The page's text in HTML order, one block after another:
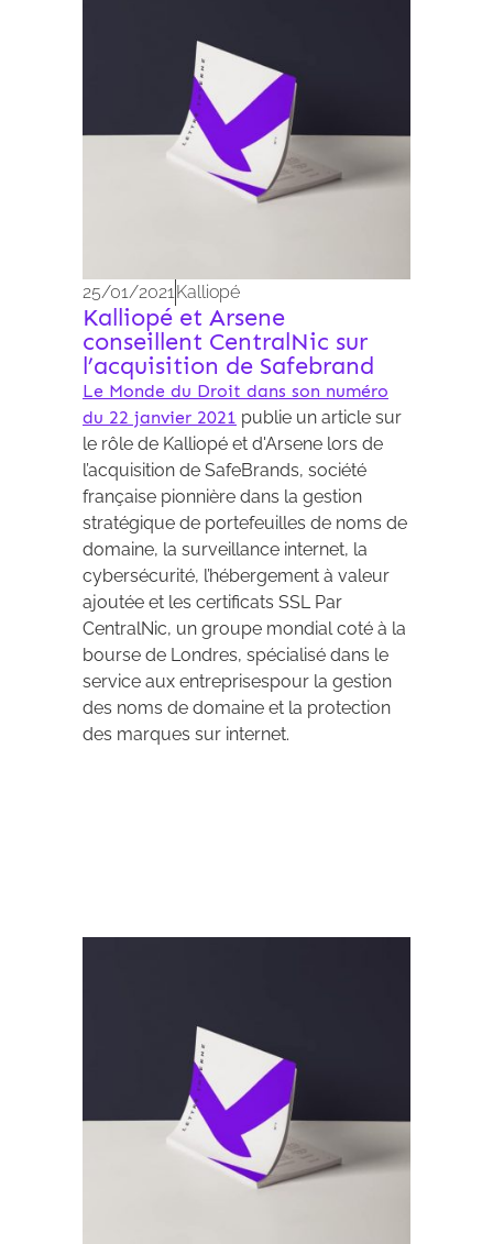
25/01/2021Kalliopé
Kalliopé et Arsene
conseillent CentralNic sur
l’acquisition de Safebrand
Le Monde du Droit dans son numéro
du 22 janvier 2021 publie un article sur
le rôle de Kalliopé et d'Arsene lors de
l’acquisition de SafeBrands, société
française pionnière dans la gestion
stratégique de portefeuilles de noms de
domaine, la surveillance internet, la
cybersécurité, l’hébergement à valeur
ajoutée et les certificats SSL Par
CentralNic, un groupe mondial coté à la
bourse de Londres, spécialisé dans le
service aux entreprisespour la gestion
des noms de domaine et la protection
des marques sur internet.